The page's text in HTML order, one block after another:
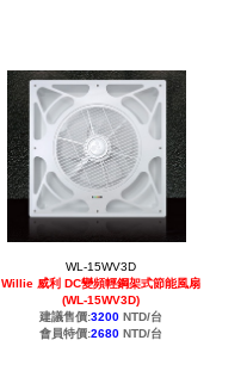
WL-15WV3D
Willie 威利 DC變頻輕鋼架式節能風扇
(WL-15WV3D)
建議售價:3200NTD/台
會員特價:2680NTD/台